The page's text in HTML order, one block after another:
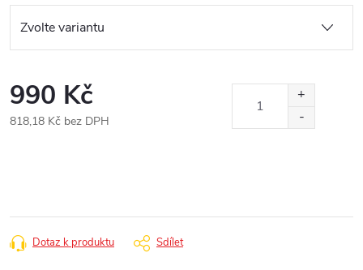
990 Kč
818,18 Kč bez DPH
Dotaz k produktu Sdílet